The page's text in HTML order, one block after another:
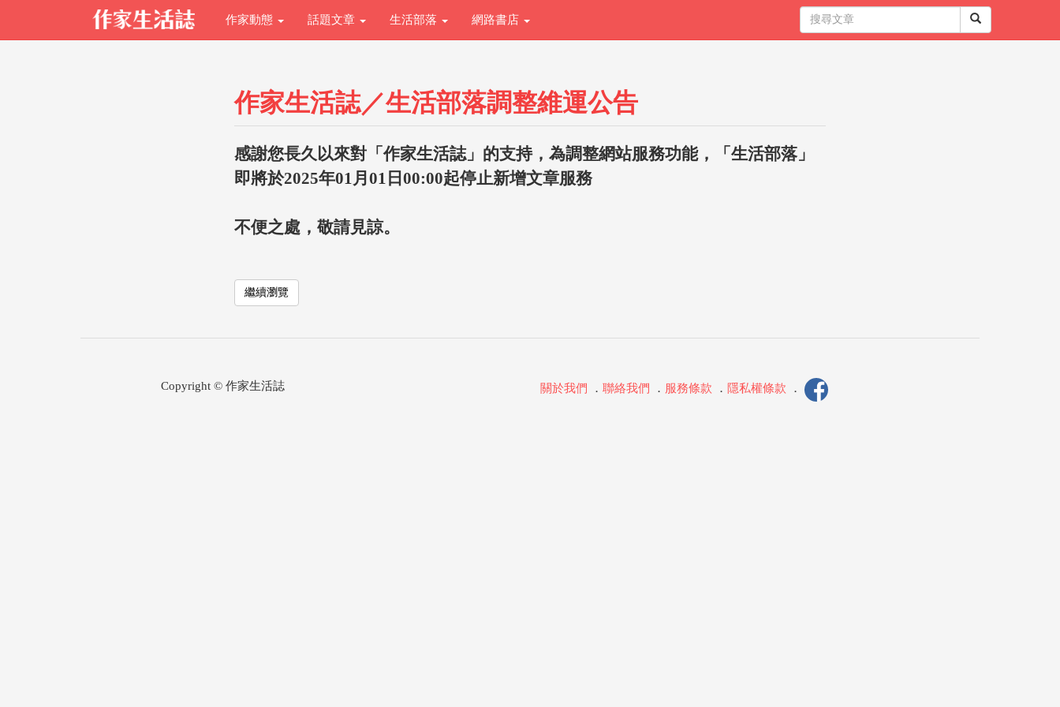
作家動態 話題文章 生活部落 網路書店
作家生活誌／生活部落調整維運公告
感謝您長久以來對「作家生活誌」的支持，為調整網站服務功能，「生活部落」
即將於2025年01月01日00:00起停止新增文章服務
不便之處，敬請見諒。
繼續瀏覽
Copyright © 作家生活誌 關於我們 ． 聯絡我們 ． 服務條款 ． 隱私權條款 ．